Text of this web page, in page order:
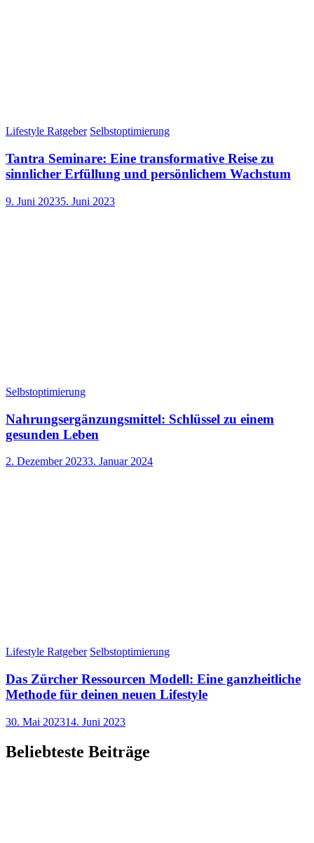
Lifestyle Ratgeber Selbstoptimierung
Tantra Seminare: Eine transformative Reise zu
sinnlicher Erfüllung und persönlichem Wachstum
9. Juni 20235. Juni 2023
Selbstoptimierung
Nahrungsergänzungsmittel: Schlüssel zu einem
gesunden Leben
2. Dezember 20233. Januar 2024
Lifestyle Ratgeber Selbstoptimierung
Das Zürcher Ressourcen Modell: Eine ganzheitliche
Methode für deinen neuen Lifestyle
30. Mai 202314. Juni 2023
Beliebteste Beiträge